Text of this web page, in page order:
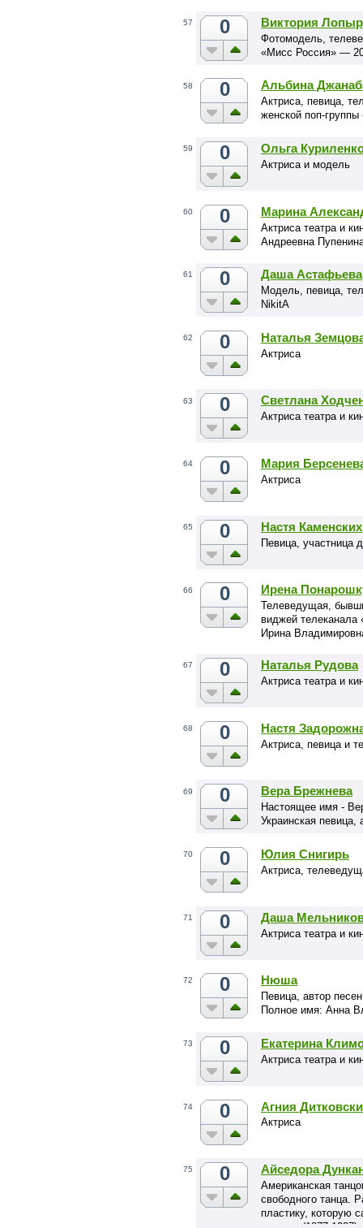
57 0 Виктория
Фотомодель,
«Мисс Россия» —
58 0 Альбина
Актриса, певица,
женской поп-
59 0 Ольга
Актриса и модель
60 0 Марина
Актриса театра и
Андреевна
61 0 Даша Астафьева
Модель, певица,
NikitA
62 0 Наталья
Актриса
63 0 Светлана
Актриса театра и
64 0 Мария
Актриса
65 0 Настя Каменских
Певица, участница
66 0 Ирена
Телеведущая,
виджей
Ирина
67 0 Наталья Рудова
Актриса театра и
68 0 Настя
Актриса, певица и
69 0 Вера Брежнева
Настоящее имя -
Украинская певица,
70 0 Юлия Снигирь
Актриса,
71 0 Даша
Актриса театра и
72 0 Нюша
Певица, автор
Полное имя: Анна
73 0 Екатерина
Актриса театра и
74 0 Агния
Актриса
75 0 Айседора
Американская
свободного танца.
пластику, которую